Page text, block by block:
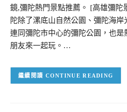
鏡,彌陀熱門景點推薦。 [高雄彌陀
陀除了漯底山自然公園、彌陀海
連同彌陀市中心的彌陀公園，也
朋友來一起玩。…
CONTINUE READING